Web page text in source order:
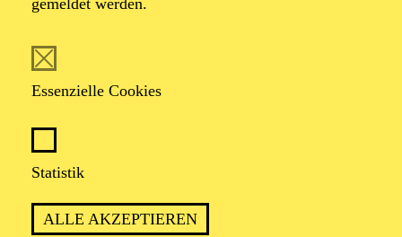
gemeldet werden.
Essenzielle Cookies
Statistik
ALLE AKZEPTIEREN